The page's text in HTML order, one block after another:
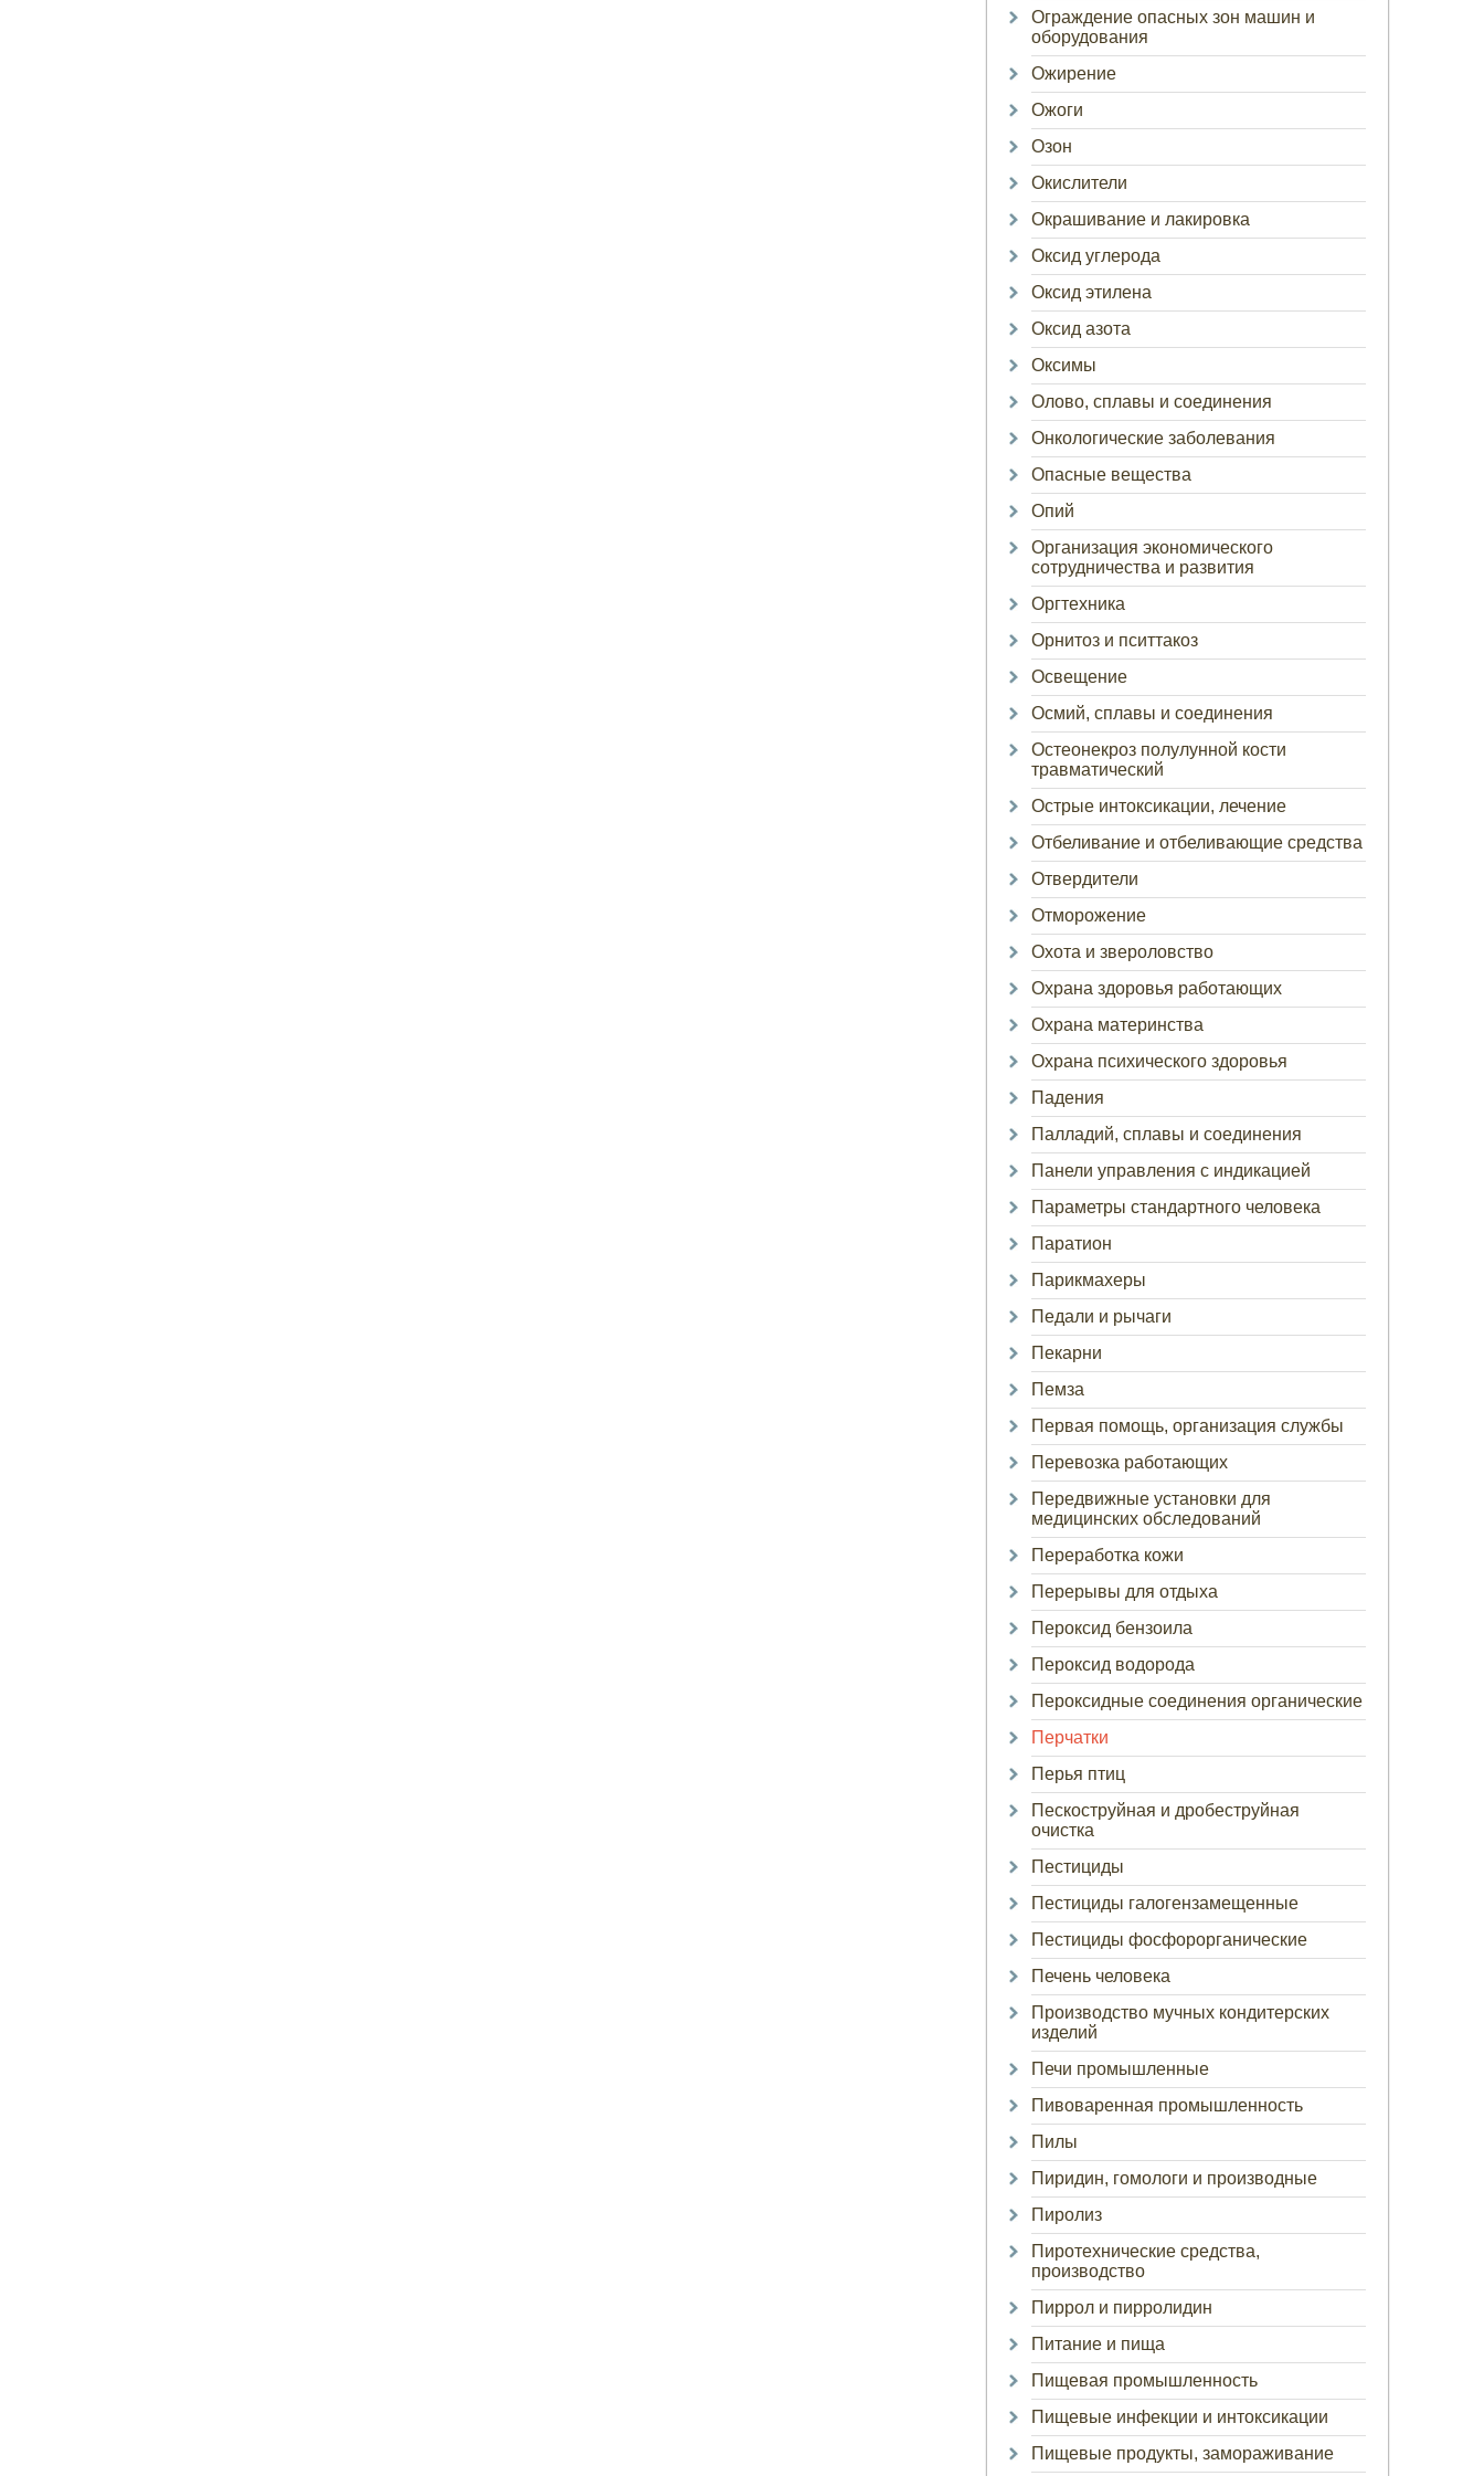
Ограждение опасных зон машин и
оборудования
Ожирение
Ожоги
Озон
Окислители
Окрашивание и лакировка
Оксид углерода
Оксид этилена
Оксид азота
Оксимы
Олово, сплавы и соединения
Онкологические заболевания
Опасные вещества
Опий
Организация экономического
сотрудничества и развития
Оргтехника
Орнитоз и пситтакоз
Освещение
Осмий, сплавы и соединения
Остеонекроз полулунной кости
травматический
Острые интоксикации, лечение
Отбеливание и отбеливающие средства
Отвердители
Отморожение
Охота и звероловство
Охрана здоровья работающих
Охрана материнства
Охрана психического здоровья
Падения
Палладий, сплавы и соединения
Панели управления с индикацией
Параметры стандартного человека
Паратион
Парикмахеры
Педали и рычаги
Пекарни
Пемза
Первая помощь, организация службы
Перевозка работающих
Передвижные установки для
медицинских обследований
Переработка кожи
Перерывы для отдыха
Пероксид бензоила
Пероксид водорода
Пероксидные соединения органические
Перчатки
Перья птиц
Пескоструйная и дробеструйная
очистка
Пестициды
Пестициды галогензамещенные
Пестициды фосфорорганические
Печень человека
Производство мучных кондитерских
изделий
Печи промышленные
Пивоваренная промышленность
Пилы
Пиридин, гомологи и производные
Пиролиз
Пиротехнические средства,
производство
Пиррол и пирролидин
Питание и пища
Пищевая промышленность
Пищевые инфекции и интоксикации
Пищевые продукты, замораживание